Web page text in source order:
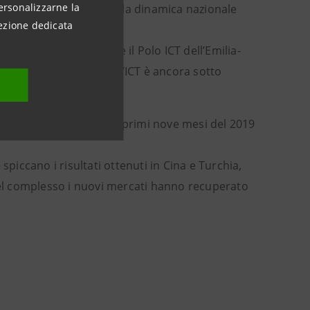
la
dedicata
migliori rispetto alla dinamica nazionale
(+11,8%), così come il Polo ICT dell’Emilia-
pandemici, mentre l’ICT è ancora sotto
anche rispetto ai primi nove mesi del 2019
spiccano i risultati ottenuti in Cina e Turchia,
complesso i nuovi mercati hanno recuperato